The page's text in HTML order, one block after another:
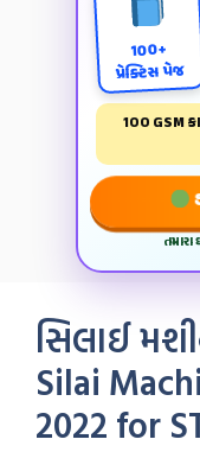
100+
પ્રેક્ટિસ પેજ
100 GSM
સિલાઈ
Silai
2022 for